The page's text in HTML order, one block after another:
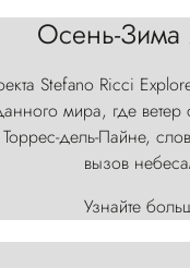
Осень-
Stefano Ricci
мира, где ветер
дель-Пайне,
вызов
Узнайте